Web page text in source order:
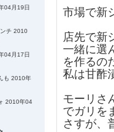
市場で新
店先で新
一緒に選
を作るの
私は甘酢
モーリさ
でガリを
さすが、
04月19日
チ 2010
04月17日
も 2010年
2010年04